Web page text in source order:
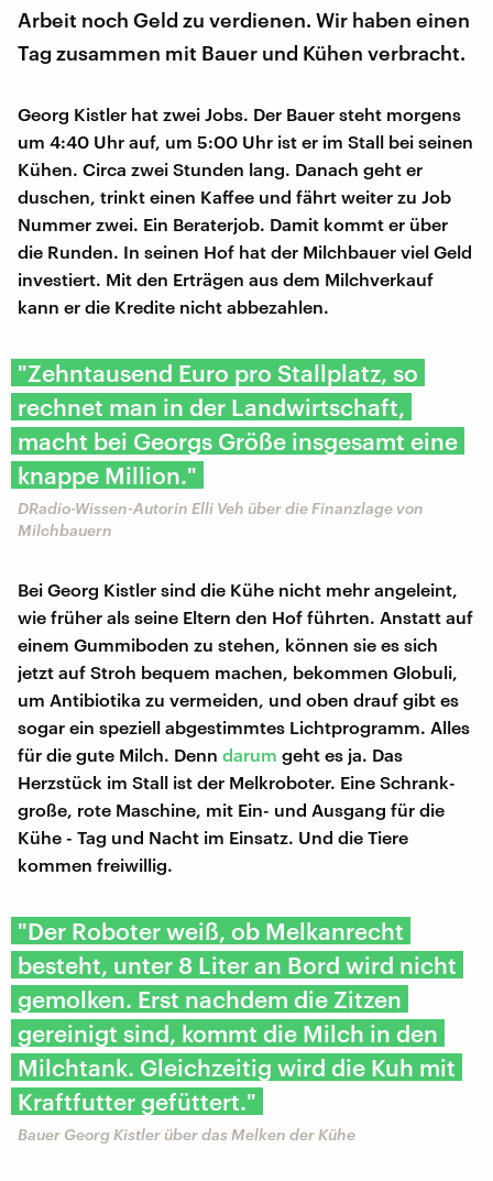
Arbeit noch Geld zu verdienen. Wir haben einen
Tag zusammen mit Bauer und Kühen verbracht.
Georg Kistler hat zwei Jobs. Der Bauer steht morgens
um 4:40 Uhr auf, um 5:00 Uhr ist er im Stall bei seinen
Kühen. Circa zwei Stunden lang. Danach geht er
duschen, trinkt einen Kaffee und fährt weiter zu Job
Nummer zwei. Ein Beraterjob. Damit kommt er über
die Runden. In seinen Hof hat der Milchbauer viel Geld
investiert. Mit den Erträgen aus dem Milchverkauf
kann er die Kredite nicht abbezahlen.
"Zehntausend Euro pro Stallplatz, so
rechnet man in der Landwirtschaft,
macht bei Georgs Größe insgesamt eine
knappe Million."
DRadio-Wissen-Autorin Elli Veh über die Finanzlage von
Milchbauern
Bei Georg Kistler sind die Kühe nicht mehr angeleint,
wie früher als seine Eltern den Hof führten. Anstatt auf
einem Gummiboden zu stehen, können sie es sich
jetzt auf Stroh bequem machen, bekommen Globuli,
um Antibiotika zu vermeiden, und oben drauf gibt es
sogar ein speziell abgestimmtes Lichtprogramm. Alles
für die gute Milch. Denn darum geht es ja. Das
Herzstück im Stall ist der Melkroboter. Eine Schrank-
große, rote Maschine, mit Ein- und Ausgang für die
Kühe - Tag und Nacht im Einsatz. Und die Tiere
kommen freiwillig.
"Der Roboter weiß, ob Melkanrecht
besteht, unter 8 Liter an Bord wird nicht
gemolken. Erst nachdem die Zitzen
gereinigt sind, kommt die Milch in den
Milchtank. Gleichzeitig wird die Kuh mit
Kraftfutter gefüttert."
Bauer Georg Kistler über das Melken der Kühe